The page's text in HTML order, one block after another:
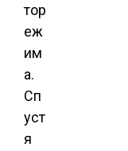
тор
еж
им
а.
Сп
уст
я